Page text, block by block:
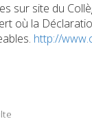
sur site du
où la
http://